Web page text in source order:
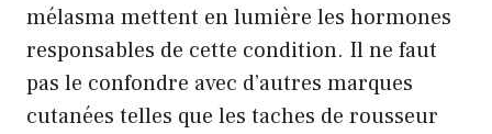
mélasma mettent en lumière les hormones
responsables de cette condition. Il ne faut
pas le confondre avec d’autres marques
cutanées telles que les taches de rousseur